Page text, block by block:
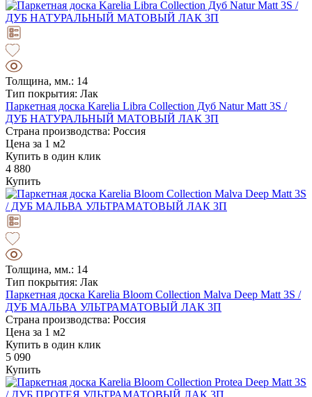
Толщина, мм.: 14
Тип покрытия: Лак
Паркетная доска Karelia Libra Collection Дуб Natur Matt 3S /
ДУБ НАТУРАЛЬНЫЙ МАТОВЫЙ ЛАК 3П
Страна производства: Россия
Цена за 1 м2
Купить в один клик
4 880
Купить
Толщина, мм.: 14
Тип покрытия: Лак
Паркетная доска Karelia Bloom Collection Malva Deep Matt 3S /
ДУБ МАЛЬВА УЛЬТРАМАТОВЫЙ ЛАК 3П
Страна производства: Россия
Цена за 1 м2
Купить в один клик
5 090
Купить